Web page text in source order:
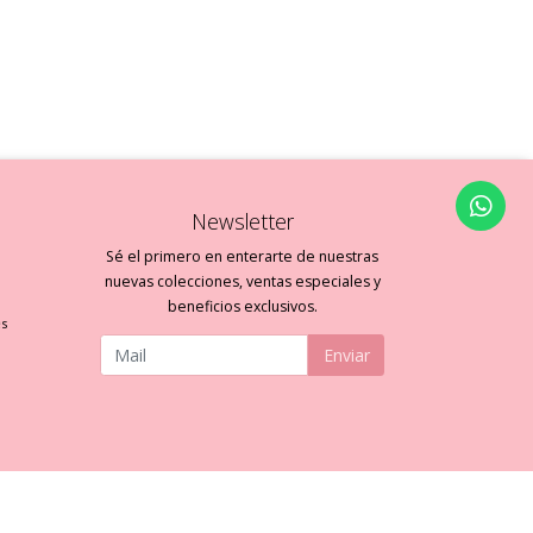
Newsletter
Sé el primero en enterarte de nuestras
nuevas colecciones, ventas especiales y
beneficios exclusivos.
Enviar